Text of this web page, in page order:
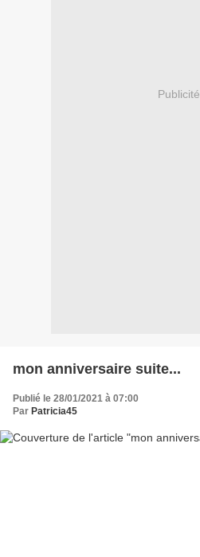
Publicité
mon anniversaire suite...
Publié le 28/01/2021 à 07:00
Par Patricia45